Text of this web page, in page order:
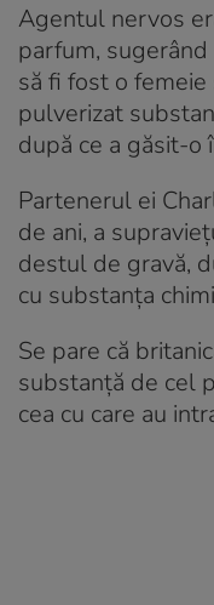
Agentul nervos
parfum,
să fi fost o
pulverizat
după ce a găsit-o
Partenerul ei
de ani, a
destul de gravă,
cu substanța
Se pare că
substanță de cel
cea cu care au